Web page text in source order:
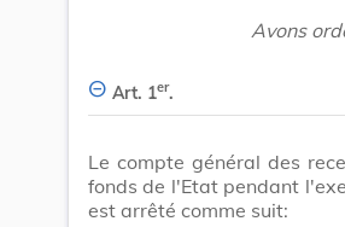
Avons
Art. 1er.
Le compte général des
fonds de l'Etat pendant
est arrêté comme suit: